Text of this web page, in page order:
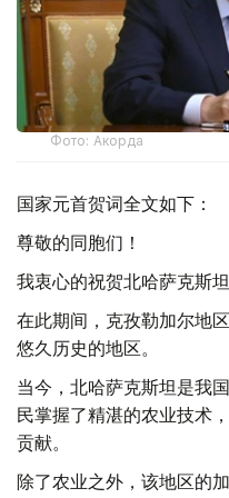
Фото: Акорда
国家元首贺词全文如下：
尊敬的同胞们！
我衷心的祝贺北哈萨克斯
在此期间，克孜勒加尔地
悠久历史的地区。
当今，北哈萨克斯坦是我
民掌握了精湛的农业技术
贡献。
除了农业之外，该地区的